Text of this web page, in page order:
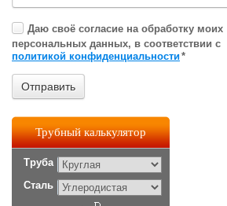
Даю своё согласие на обработку моих
персональных данных, в соответствии с
политикой конфиденциальности*
Трубный калькулятор
Труба
Сталь